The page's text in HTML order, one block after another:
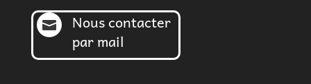

Nous contacter
par mail